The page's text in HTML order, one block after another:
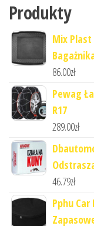
Produkty
Mix Plast
86.00zł
Pewag
R17
289.00zł
46.79zł
Pphu Car